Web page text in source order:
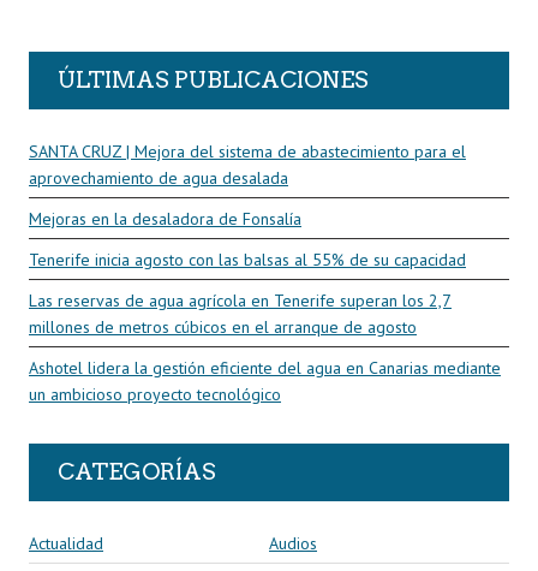
ÚLTIMAS PUBLICACIONES
SANTA CRUZ | Mejora del sistema de abastecimiento para el
aprovechamiento de agua desalada
Mejoras en la desaladora de Fonsalía
Tenerife inicia agosto con las balsas al 55% de su capacidad
Las reservas de agua agrícola en Tenerife superan los 2,7
millones de metros cúbicos en el arranque de agosto
Ashotel lidera la gestión eficiente del agua en Canarias mediante
un ambicioso proyecto tecnológico
CATEGORÍAS
Actualidad
Audios